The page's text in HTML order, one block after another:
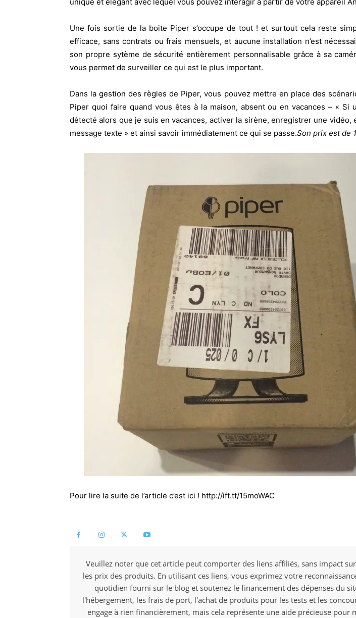
Une fois sortie de la boite Piper s’occupe de tout ! et surtout cela reste
efficace, sans contrats ou frais mensuels, et aucune installation n’est
son propre sytème de sécurité entièrement personnalisable grâce à sa
vous permet de surveiller ce qui est le plus important.
Dans la gestion des règles de Piper, vous pouvez mettre en place des
Piper quoi faire quand vous êtes à la maison, absent ou en vacances – « Si
détecté alors que je suis en vacances, activer la sirène, enregistrer une vidéo,
message texte » et ainsi savoir immédiatement ce qui se passe.Son prix est de
Pour lire la suite de l’article c’est ici ! http://ift.tt/15moWAC
Veuillez noter que cet article peut comporter des liens affiliés, sans impact
les prix des produits. En utilisant ces liens, vous exprimez votre
quotidien fourni sur le blog et soutenez le financement des dépenses du
l'hébergement, les frais de port, l'achat de produits pour les tests et les
engage à rien financièrement, mais cela représente une aide précieuse pour